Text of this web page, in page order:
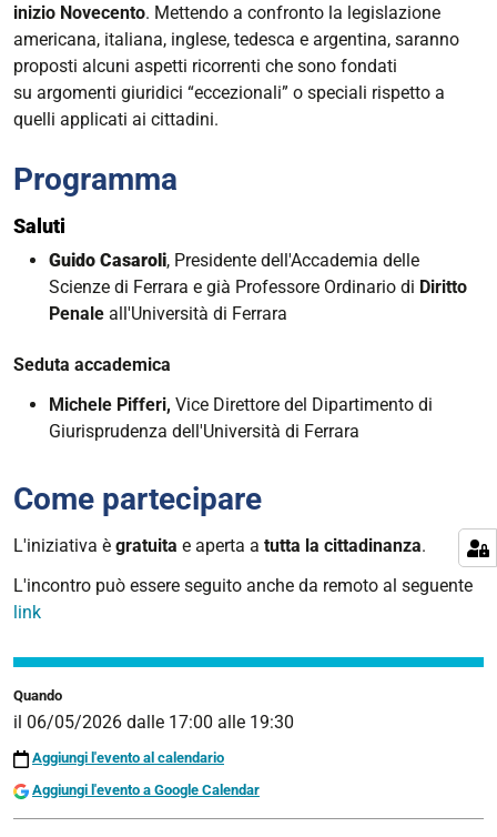
Seduta
del
Professore
Michele
Pifferi
specialità
diritto
migrare
Ottocento
inizio
Novecento"
05-
05-
06T19:30:00+02:00
Quando
il 06/05/2026 dalle 17:00 alle 19:30
Aggiungi l'evento al calendario
Aggiungi l'evento a Google Calendar
inizio Novecento. Mettendo a confronto la legislazione
americana, italiana, inglese, tedesca e argentina, saranno
proposti alcuni aspetti ricorrenti che sono fondati
su argomenti giuridici “eccezionali” o speciali rispetto a
quelli applicati ai cittadini.
Programma
Saluti
Guido Casaroli, Presidente dell'Accademia delle
Scienze di Ferrara e già Professore Ordinario di Diritto
Penale all'Università di Ferrara
Seduta accademica
Michele Pifferi, Vice Direttore del Dipartimento di
Giurisprudenza dell'Università di Ferrara
Come partecipare
L'iniziativa è gratuita e aperta a tutta la cittadinanza.
L'incontro può essere seguito anche da remoto al seguente
link